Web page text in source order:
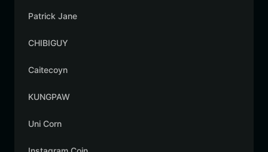
Patrick Jane
CHIBIGUY
Caitecoyn
KUNGPAW
Uni Corn